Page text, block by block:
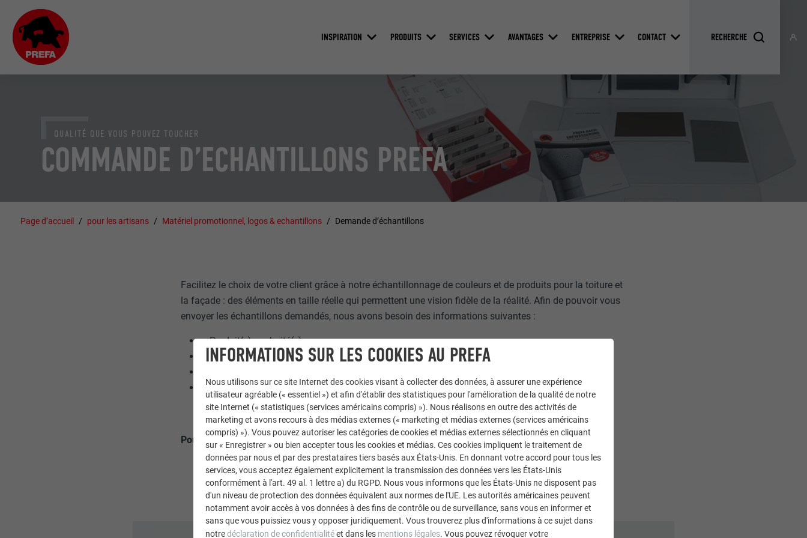
INSPIRATION PRODUITS SERVICES AVANTAGES ENTREPRISE CONTACT
COMMANDE D’ECHANTILLONS PREFA
QUALITÉ QUE VOUS POUVEZ TOUCHER
Page d’accueil pour les artisans Matériel promotionnel, logos & echantillons Demande d’échantillons
Facilitez le choix de votre client grâce à notre échantillonnage de couleurs et de produits pour la toiture et
la façade : des éléments en taille réelle qui permettent une vision fidèle de la réalité. Afin de pouvoir vous
envoyer les échantillons demandés, nous avons besoin des informations suivantes :
Produit(s) souhaité(s)
Choix de teinte(s)
Votre adresse
Pour toute commande d'échantillons et de brochures, merci de contacter:
INFORMATIONS SUR LES COOKIES AU PREFA
Nous utilisons sur ce site Internet des cookies visant à collecter des données, à assurer une expérience
utilisateur agréable (« essentiel ») et afin d'établir des statistiques pour l'amélioration de la qualité de notre
site Internet (« statistiques (services américains compris) »). Nous réalisons en outre des activités de
marketing et avons recours à des médias externes (« marketing et médias externes (services américains
compris) »). Vous pouvez autoriser les catégories de cookies et médias externes sélectionnés en cliquant
sur « Enregistrer » ou bien accepter tous les cookies et médias. Ces cookies impliquent le traitement de
données par nous et par des prestataires tiers basés aux États-Unis. En donnant votre accord pour tous les
services, vous acceptez également explicitement la transmission des données vers les États-Unis
conformément à l'art. 49 al. 1 lettre a) du RGPD. Nous vous informons que les États-Unis ne disposent pas
d'un niveau de protection des données équivalent aux normes de l'UE. Les autorités américaines peuvent
notamment avoir accès à vos données à des fins de contrôle ou de surveillance, sans vous en informer et
sans que vous puissiez vous y opposer juridiquement. Vous trouverez plus d'informations à ce sujet dans
notredéclaration de confidentialitéet dans les mentions légales. Vous pouvez révoquer votre